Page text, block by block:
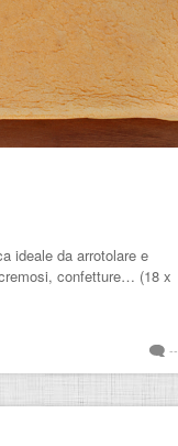
ideale da arrotolare e
confetture… (18 x
--